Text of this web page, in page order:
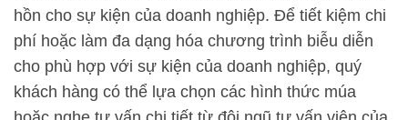
hồn cho sự kiện của doanh nghiệp. Để tiết kiệm chi
phí hoặc làm đa dạng hóa chương trình biễu diễn
cho phù hợp với sự kiện của doanh nghiệp, quý
khách hàng có thể lựa chọn các hình thức múa